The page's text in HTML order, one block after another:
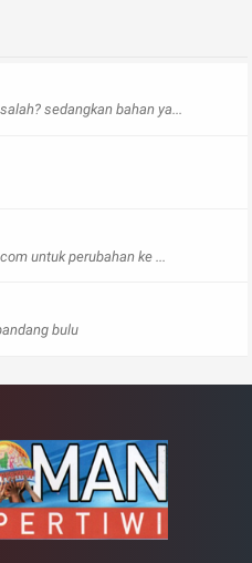
sedangkan bahan ya...
untuk perubahan ke ...
bulu